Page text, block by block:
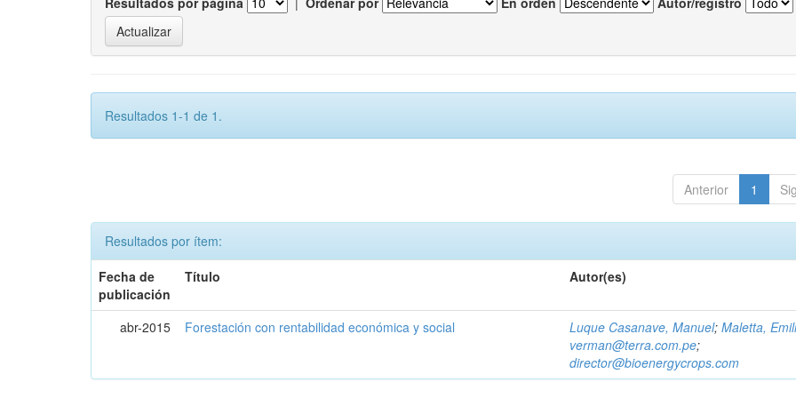
Resultados 1-1 de 1.
Anterior 1
Resultados por ítem:
Fecha de
publicación
Título Autor(es)
abr-2015 Forestación con rentabilidad económica y social Luque Casanave, Manuel;Maletta,
verman@terra.com.pe;
director@bioenergycrops.com